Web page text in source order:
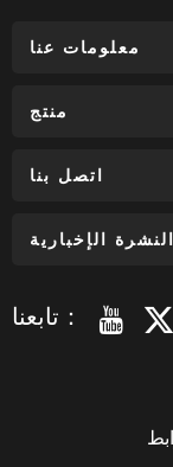
معلومات عنا
منتج
اتصل بنا
النشرة الإخبارية
تابعنا：